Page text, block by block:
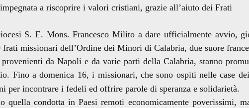
a riscoprire i valori cristiani, grazie all’aiuto dei Frati
S. E. Mons. Francesco Milito a dare ufficialmente avvio,
missionari dell’Ordine dei Minori di Calabria, due suore
da Napoli e da varie parti della Calabria, stanno
Fino a domenica 16, i missionari, che sono ospiti nelle case
per incontrare i fedeli ed offrire parole di speranza e solidarietà.
condotta in Paesi remoti economicamente poverissimi,